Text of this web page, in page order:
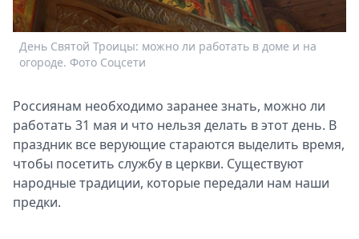
Спецпроекты
Звезды
Выборы
2026
Metro
День Святой Троицы: можно ли работать в доме и на
огороде. Фото Соцсети
Россиянам необходимо заранее знать, можно ли
работать 31 мая и что нельзя делать в этот день. В
праздник все верующие стараются выделить время,
чтобы посетить службу в церкви. Существуют
народные традиции, которые передали нам наши
предки.